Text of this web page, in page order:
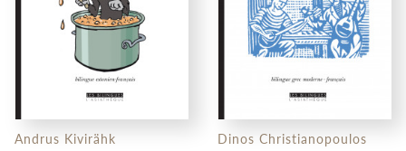
Andrus Kivirähk Dinos Christianopoulos